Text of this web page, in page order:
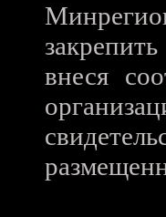
внеся